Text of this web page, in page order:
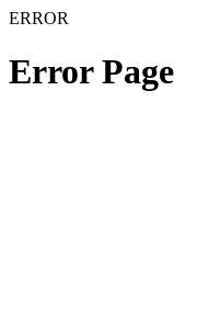
ERROR
Error Page